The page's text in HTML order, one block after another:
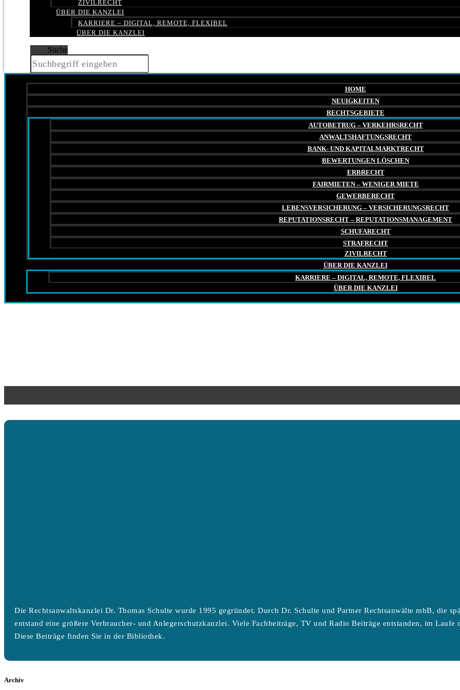
ZIVILRECHT
ÜBER DIE KANZLEI
KARRIERE – DIGITAL, REMOTE, FLEXIBEL
ÜBER DIE KANZLEI
Suche
HOME
NEUIGKEITEN
RECHTSGEBIETE
AUTOBETRUG – VERKEHRSRECHT
ANWALTSHAFTUNGSRECHT
BANK- UND KAPITALMARKTRECHT
BEWERTUNGEN LÖSCHEN
ERBRECHT
FAIRMIETEN – WENIGER MIETE
GEWERBERECHT
LEBENSVERSICHERUNG – VERSICHERUNGSRECHT
REPUTATIONSRECHT – REPUTATIONSMANAGEMENT
SCHUFARECHT
STRAFRECHT
ZIVILRECHT
ÜBER DIE KANZLEI
KARRIERE – DIGITAL, REMOTE, FLEXIBEL
ÜBER DIE KANZLEI
Die Rechtsanwaltskanzlei Dr. Thomas Schulte wurde 1995 gegründet. Durch Dr. Schulte und Partner Rechtsanwälte mbB, die
entstand eine größere Verbraucher- und Anlegerschutzkanzlei. Viele Fachbeiträge, TV und Radio Beiträge entstanden, im Laufe
Diese Beiträge finden Sie in der Bibliothek.
Archiv